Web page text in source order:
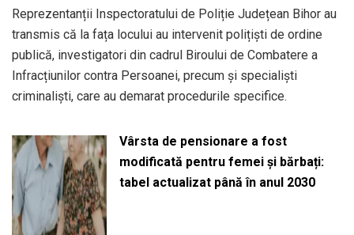
Reprezentanții Inspectoratului de Poliție Județean Bihor au
transmis că la fața locului au intervenit polițiști de ordine
publică, investigatori din cadrul Biroului de Combatere a
Infracțiunilor contra Persoanei, precum și specialiști
criminaliști, care au demarat procedurile specifice.
Vârsta de pensionare a fost
modificată pentru femei și bărbați:
tabel actualizat până în anul 2030